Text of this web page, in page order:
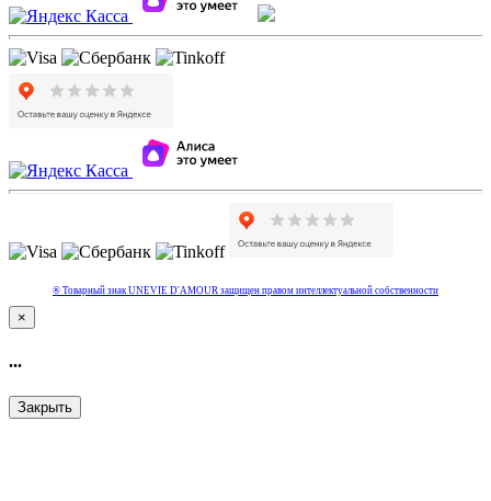
® Товарный знак UNEVIE D'AMOUR защищен правом интеллектуальной собcтвенности
×
...
Закрыть